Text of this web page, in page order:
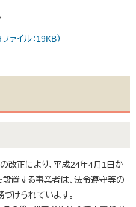
ァイル：19KB）
正により、平成24年4月1日か
置する事業者は、法令遵守等の
けられています。